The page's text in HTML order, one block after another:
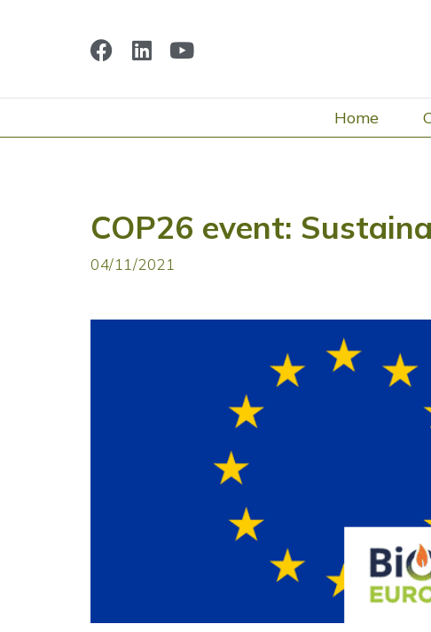
Home
COP26 event:
04/11/2021